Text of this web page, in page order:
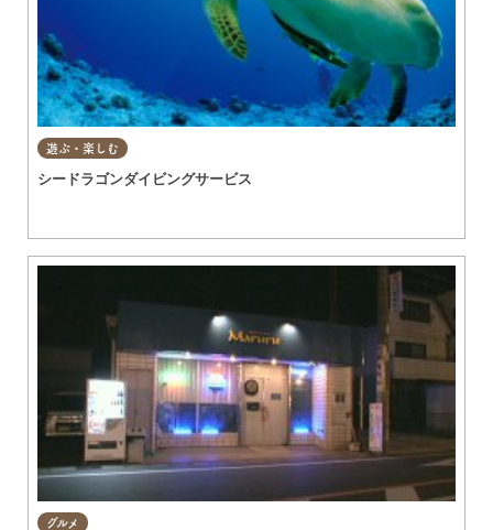
遊ぶ・楽しむ
シードラゴンダイビングサービス
グルメ